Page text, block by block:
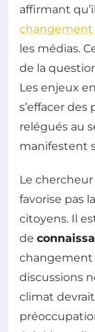
affirmant
les médias.
de la
Les enjeux
s’effacer
relégués au
manifestent
Le
favorise pas la
citoyens. Il
de
changement
discussions
climat